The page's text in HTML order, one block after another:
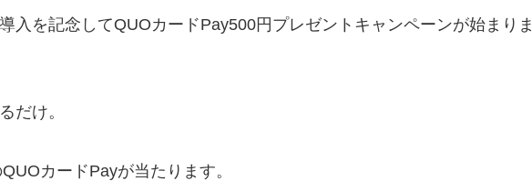
入を記念してQUOカードPay500円プレゼントキャンペーンが始まりま
だけ。
QUOカードPayが当たります。